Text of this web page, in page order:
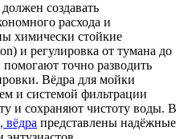
должен создавать
расхода и
химически стойкие
и регулировка от тумана до
точно разводить
Вёдра для мойки
и системой фильтрации
и сохраняют чистоту воды. В
вёдра представлены надёжные